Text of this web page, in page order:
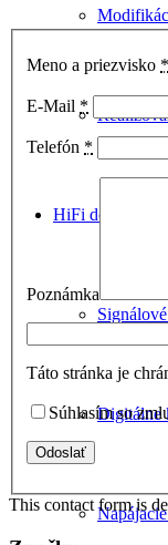
HiFi doplnky
Digitálne
Meno a priezvisko *
E-Mail *
Telefón *
Poznámka
Táto stránka je
Súhlasím so
This contact form is